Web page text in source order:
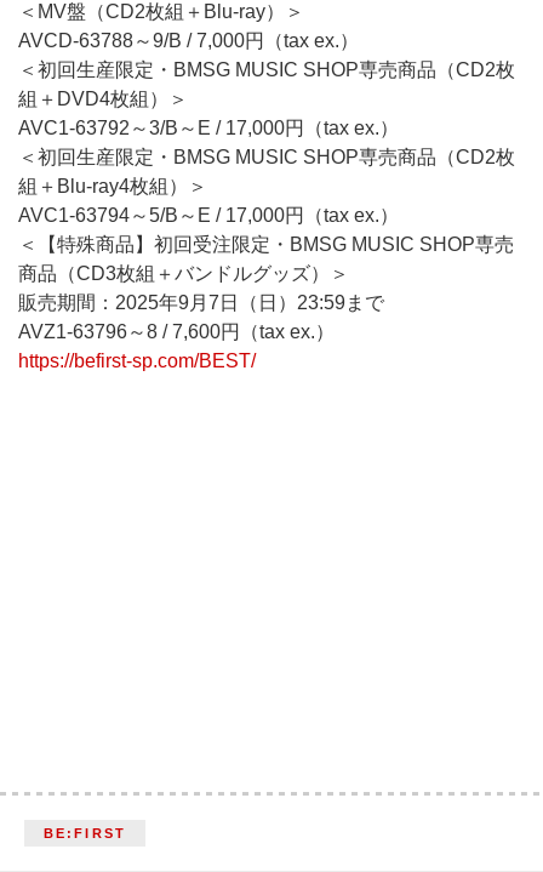
＜MV盤（CD2枚組＋Blu-ray）＞
AVCD-63788～9/B / 7,000円（tax ex.）
＜初回生産限定・BMSG MUSIC SHOP専売商品（CD2枚
組＋DVD4枚組）＞
AVC1-63792～3/B～E / 17,000円（tax ex.）
＜初回生産限定・BMSG MUSIC SHOP専売商品（CD2枚
組＋Blu-ray4枚組）＞
AVC1-63794～5/B～E / 17,000円（tax ex.）
＜【特殊商品】初回受注限定・BMSG MUSIC SHOP専売
商品（CD3枚組＋バンドルグッズ）＞
販売期間：2025年9月7日（日）23:59まで
AVZ1-63796～8 / 7,600円（tax ex.）
https://befirst-sp.com/BEST/
BE:FIRST